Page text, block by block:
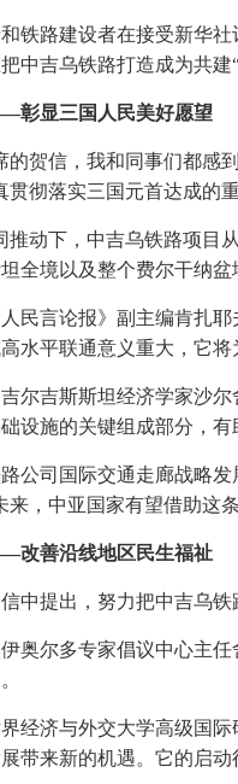
铁路建设者在接受新华
中吉乌铁路打造成为共
彰显三国人民美好愿望
的贺信，我和同事们都感
贯彻落实三国元首达成的
推动下，中吉乌铁路项目
全境以及整个费尔干纳
民言论报》副主编肯扎
水平联通意义重大，它
尔吉斯斯坦经济学家沙
设施的关键组成部分，
公司国际交通走廊战略
来，中亚国家有望借助这
改善沿线地区民生福祉
中提出，努力把中吉乌
奥尔多专家倡议中心主
经济与外交大学高级国
带来新的机遇。它的启